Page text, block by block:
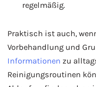
regelmäßig.
Praktisch ist auch,
Vorbehandlung und
Informationen zu
Reinigungsroutinen